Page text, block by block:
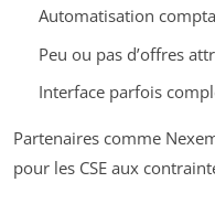
Automatisation
Peu ou pas d’offres
Interface parfois
Partenaires comme
pour les CSE aux